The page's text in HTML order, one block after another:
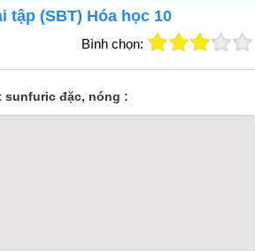
tập (SBT) Hóa học 10
Bình chọn:
sunfuric đặc, nóng :